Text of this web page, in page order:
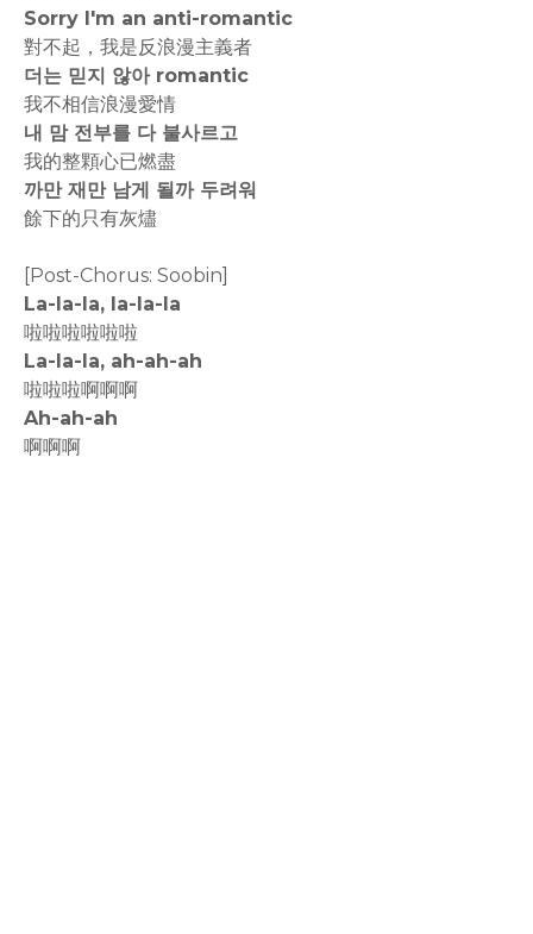
Sorry I'm an anti-romantic
對不起，我是反浪漫主義者
더는 믿지 않아 romantic
我不相信浪漫愛情
내 맘 전부를 다 불사르고
我的整顆心已燃盡
까만 재만 남게 될까 두려워
餘下的只有灰燼
[Post-Chorus: Soobin]
La-la-la, la-la-la
啦啦啦啦啦啦
La-la-la, ah-ah-ah
啦啦啦啊啊啊
Ah-ah-ah
啊啊啊